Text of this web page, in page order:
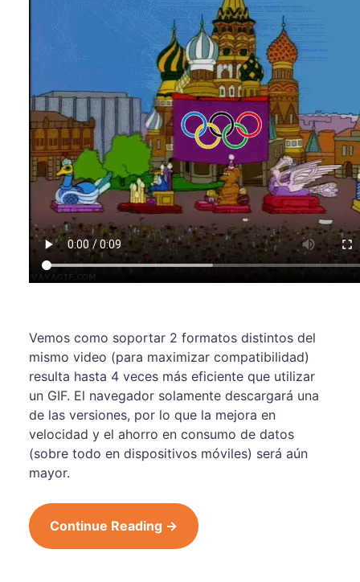
Vemos como soportar 2 formatos distintos del
mismo video (para maximizar compatibilidad)
resulta hasta 4 veces más eficiente que utilizar
un GIF. El navegador solamente descargará una
de las versiones, por lo que la mejora en
velocidad y el ahorro en consumo de datos
(sobre todo en dispositivos móviles) será aún
mayor.
Continue Reading →